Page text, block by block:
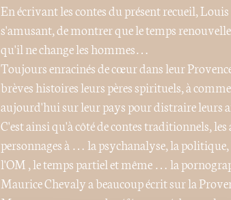
En écrivant les contes du présent recueil,
s'amusant, de montrer que le temps
qu'il ne change les hommes…
Toujours enracinés de cœur dans leur
brèves histoires leurs pères spirituels, à
aujourd'hui sur leur pays pour distraire leurs
C'est ainsi qu'à côté de contes traditionnels,
personnages à … la psychanalyse, la
l'OM , le temps partiel et même … la
Maurice Chevaly a beaucoup écrit sur la